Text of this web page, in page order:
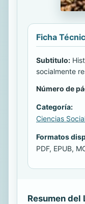
Ficha
Subtitulo:
socialmente
Número de
Categoría:
Ciencias
Formatos
PDF, EPUB,
Resumen del